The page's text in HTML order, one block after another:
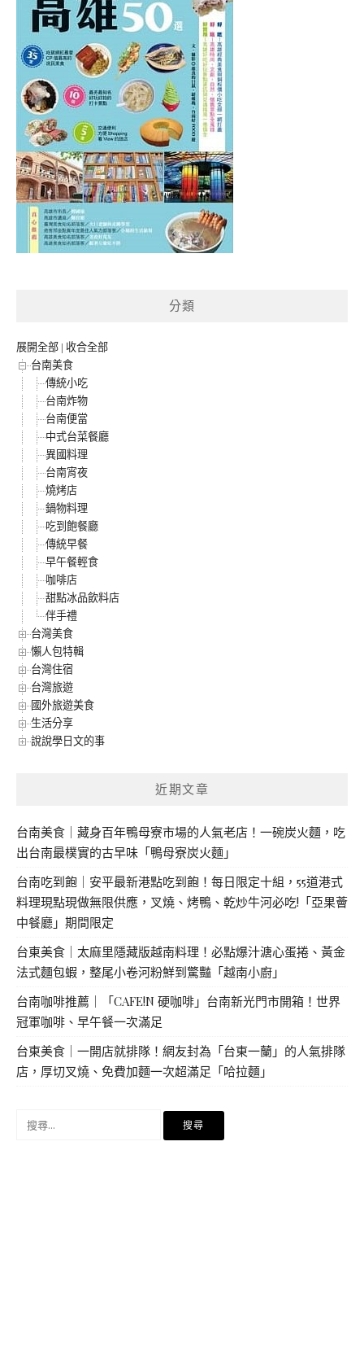
分類
展開全部 | 收合全部
台南美食
傳統小吃
台南炸物
台南便當
中式台菜餐廳
異國料理
台南宵夜
燒烤店
鍋物料理
吃到飽餐廳
傳統早餐
早午餐輕食
咖啡店
甜點冰品飲料店
伴手禮
台灣美食
懶人包特輯
台灣住宿
台灣旅遊
國外旅遊美食
生活分享
說說學日文的事
近期文章
台南美食｜藏身百年鴨母寮市場的人氣老店！一碗炭火麵，吃
出台南最樸實的古早味「鴨母寮炭火麵」
台南吃到飽｜安平最新港點吃到飽！每日限定十組，55道港式
料理現點現做無限供應，叉燒、烤鴨、乾炒牛河必吃!「亞果薈
中餐廳」期間限定
台東美食｜太麻里隱藏版越南料理！必點爆汁溏心蛋捲、黃金
法式麵包蝦，整尾小卷河粉鮮到驚豔「越南小廚」
台南咖啡推薦｜「CAFE!N 硬咖啡」台南新光門市開箱！世界
冠軍咖啡、早午餐一次滿足
台東美食｜一開店就排隊！網友封為「台東一蘭」的人氣排隊
店，厚切叉燒、免費加麵一次超滿足「哈拉麵」